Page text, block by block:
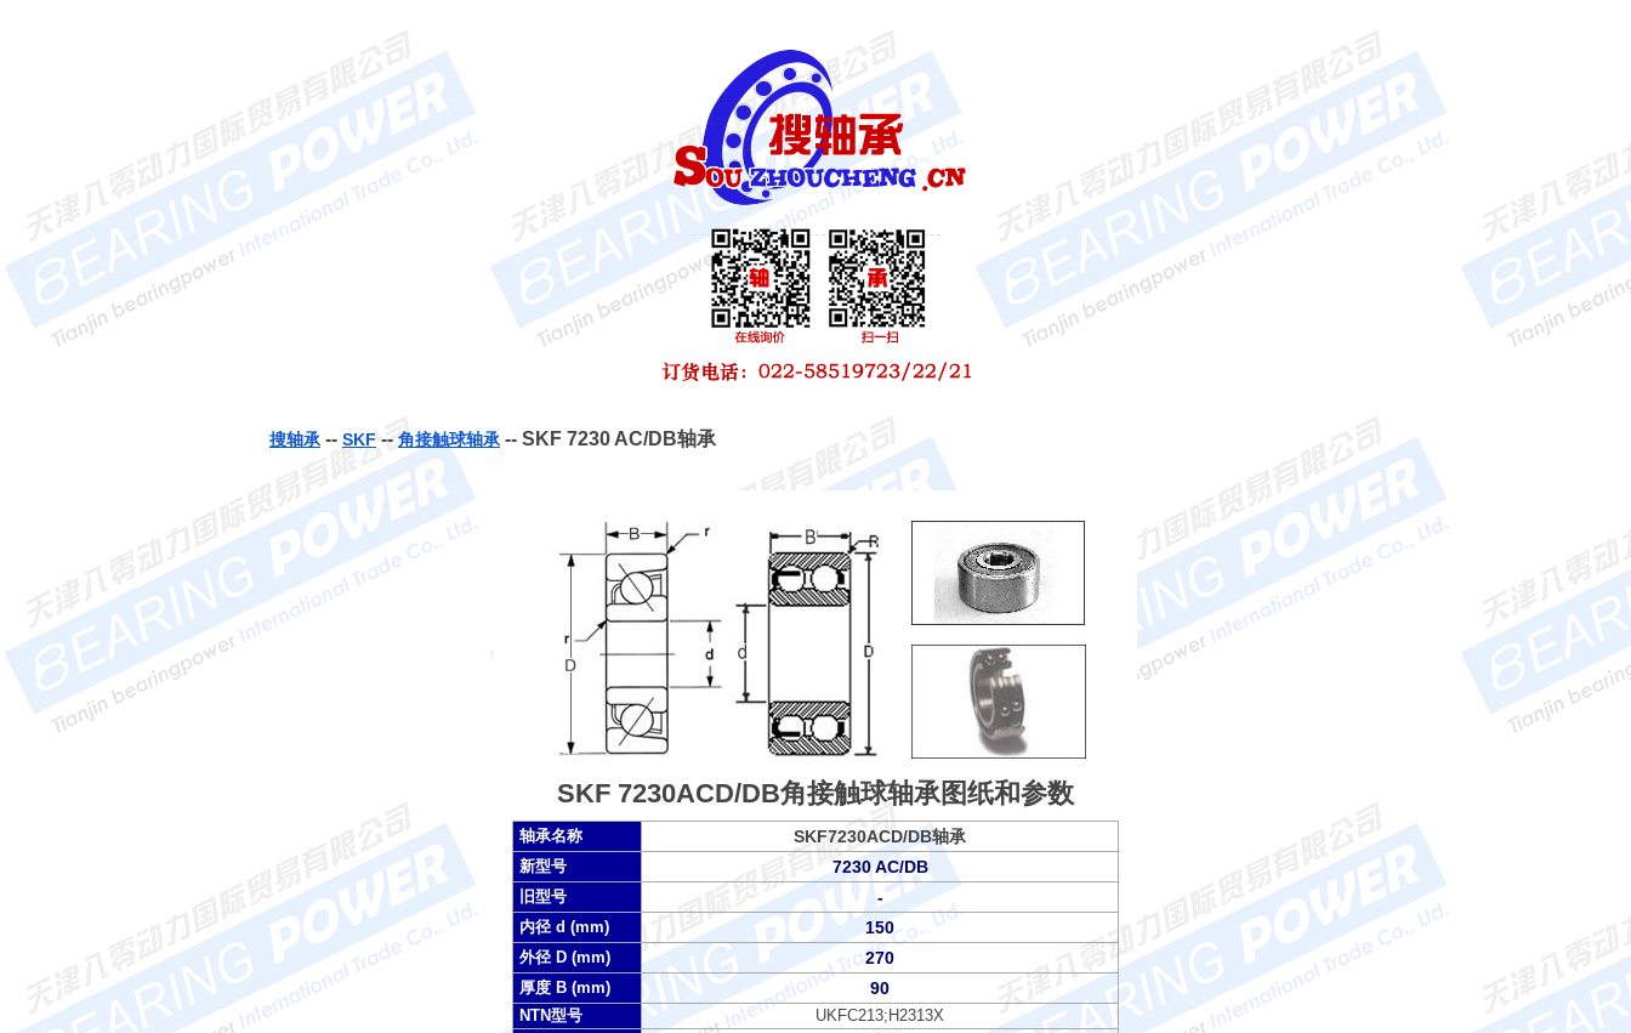
搜轴承 -- SKF -- 角接触球轴承 -- SKF 7230 AC/DB轴承
SKF 7230ACD/DB角接触球轴承图纸和参数
轴承名称 SKF7230ACD/DB轴承
新型号 7230 AC/DB
旧型号 -
内径 d (mm) 150
外径 D (mm) 270
厚度 B (mm) 90
NTN型号
UKFC213;H2313X